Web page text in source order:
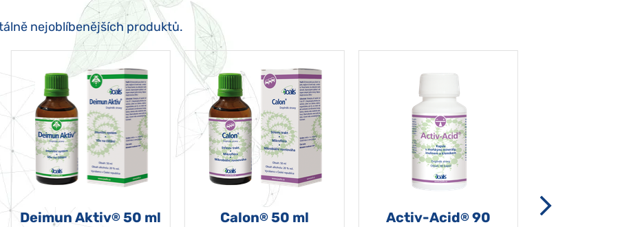
nejoblíbenějších produktů.
Deimun Aktiv® 50 ml Calon®50 ml Activ-Acid®90